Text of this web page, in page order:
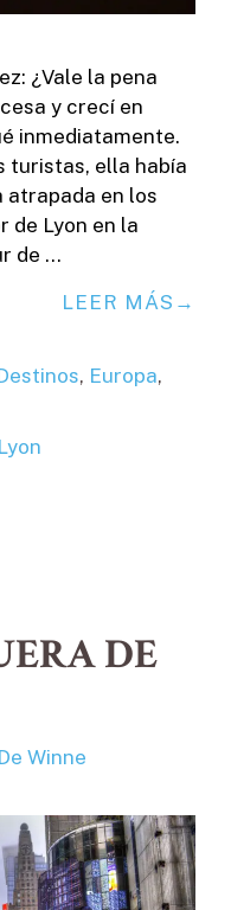
¿Vale la pena
y crecí en
inmediatamente.
turistas, ella había
atrapada en los
de Lyon en la
de …
LEER MÁS
, Europa,
Lyon
DE
Winne